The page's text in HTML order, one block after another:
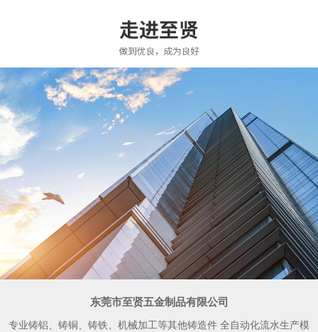
东莞市至贤五金制品有限公司
专业铸铝、铸铜、铸铁、机械加工等其他铸造件 全自动化流水生产模